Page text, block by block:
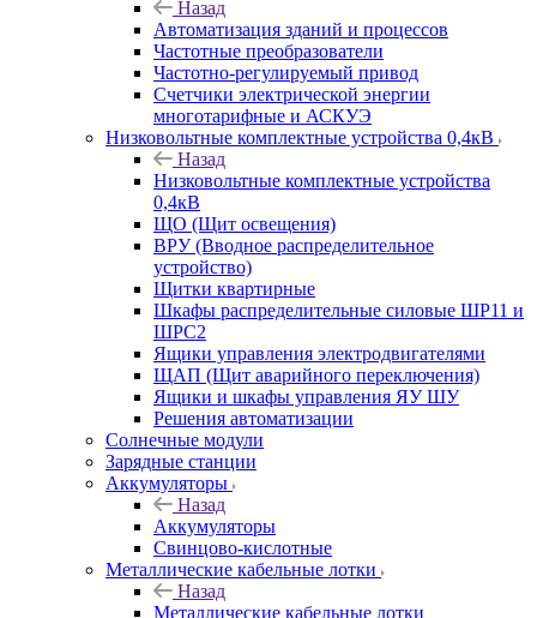
Назад
Автоматизация зданий и процессов
Частотные преобразователи
Частотно-регулируемый привод
Счетчики электрической энергии
многотарифные и АСКУЭ
Низковольтные комплектные устройства 0,4кВ
Назад
Низковольтные комплектные устройства
0,4кВ
ЩО (Щит освещения)
ВРУ (Вводное распределительное
устройство)
Щитки квартирные
Шкафы распределительные силовые ШР11 и
ШРС2
Ящики управления электродвигателями
ЩАП (Щит аварийного переключения)
Ящики и шкафы управления ЯУ ШУ
Решения автоматизации
Солнечные модули
Зарядные станции
Аккумуляторы
Назад
Аккумуляторы
Свинцово-кислотные
Металлические кабельные лотки
Назад
Металлические кабельные лотки